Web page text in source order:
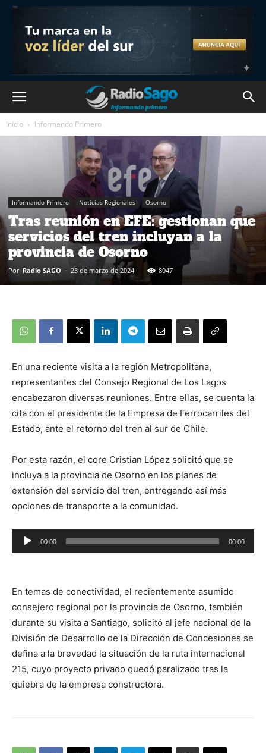
Inicio Informando Primero
Informando Primero Noticias Regionales Osorno
Tras reunión en EFE: gestionan que
servicios del tren incluyan a la
provincia de Osorno
Por Radio SAGO - 23 de marzo de 2024 8047
En una reciente visita a la región Metropolitana,
representantes del Consejo Regional de Los Lagos
encabezaron diversas reuniones. Entre ellas, se cuenta la
cita con el presidente de la Empresa de Ferrocarriles del
Estado, ante el retorno del tren al sur de Chile.
Por esta razón, el core Cristian López solicitó que se
incluya a la provincia de Osorno en los planes de
extensión del servicio del tren, entregando así más
opciones de transporte a la comunidad.
Reproductor
de
00:00 00:00
En temas de conectividad, el recientemente asumido
consejero regional por la provincia de Osorno, también
durante su visita a Santiago, solicitó al jefe nacional de la
División de Desarrollo de la Dirección de Concesiones se
defina a la brevedad la situación de la ruta internacional
215, cuyo proyecto privado quedó paralizado tras la
quiebra de la empresa constructora.